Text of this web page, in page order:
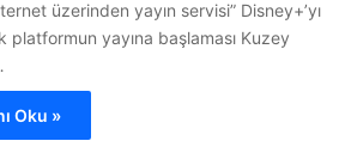
üzerinden yayın servisi” Disney+’yı
platformun yayına başlaması Kuzey
Oku »